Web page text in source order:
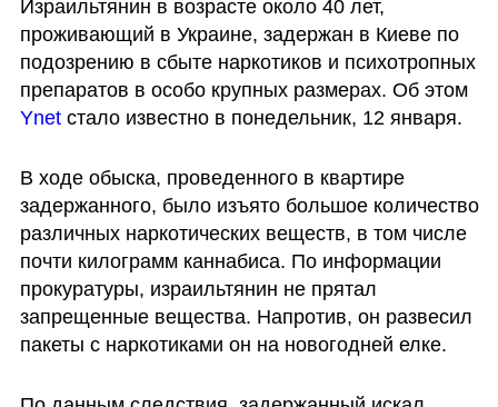
Израильтянин в возрасте около 40 лет,
проживающий в Украине, задержан в Киеве по
подозрению в сбыте наркотиков и психотропных
препаратов в особо крупных размерах. Об этом
Ynet стало известно в понедельник, 12 января.
В ходе обыска, проведенного в квартире
задержанного, было изъято большое количество
различных наркотических веществ, в том числе
почти килограмм каннабиса. По информации
прокуратуры, израильтянин не прятал
запрещенные вещества. Напротив, он развесил
пакеты с наркотиками он на новогодней елке.